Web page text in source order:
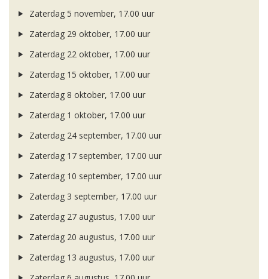
Zaterdag 5 november, 17.00 uur
Zaterdag 29 oktober, 17.00 uur
Zaterdag 22 oktober, 17.00 uur
Zaterdag 15 oktober, 17.00 uur
Zaterdag 8 oktober, 17.00 uur
Zaterdag 1 oktober, 17.00 uur
Zaterdag 24 september, 17.00 uur
Zaterdag 17 september, 17.00 uur
Zaterdag 10 september, 17.00 uur
Zaterdag 3 september, 17.00 uur
Zaterdag 27 augustus, 17.00 uur
Zaterdag 20 augustus, 17.00 uur
Zaterdag 13 augustus, 17.00 uur